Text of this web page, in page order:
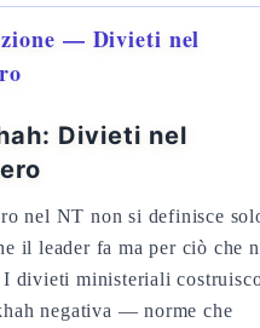
— Divieti nel
Divieti nel
nel NT non si definisce
il leader fa ma per ciò che
I divieti ministeriali
negativa — norme che